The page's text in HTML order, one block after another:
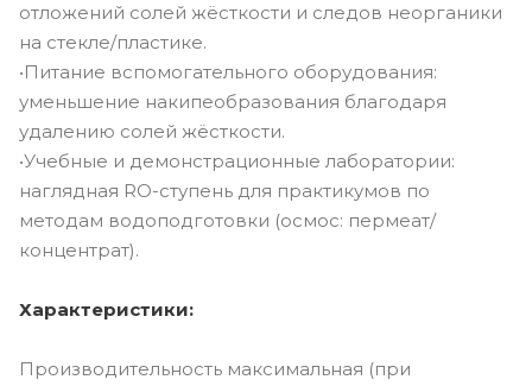
отложений солей жёсткости и следов неорганики
на стекле/пластике.
•Питание вспомогательного оборудования:
уменьшение накипеобразования благодаря
удалению солей жёсткости.
•Учебные и демонстрационные лаборатории:
наглядная RO-ступень для практикумов по
методам водоподготовки (осмос: пермеат/
концентрат).
Характеристики:
Производительность максимальная (при